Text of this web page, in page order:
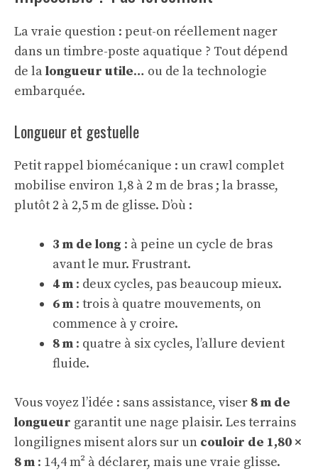
La vraie question : peut-on réellement nager
dans un timbre-poste aquatique ? Tout dépend
de lalongueur utile… ou de la technologie
embarquée.
Longueur et gestuelle
Petit rappel biomécanique : un crawl complet
mobilise environ 1,8 à 2 m de bras ; la brasse,
plutôt 2 à 2,5 m de glisse. D’où :
3 m de long : à peine un cycle de bras
avant le mur. Frustrant.
4 m : deux cycles, pas beaucoup mieux.
6 m : trois à quatre mouvements, on
commence à y croire.
8 m : quatre à six cycles, l’allure devient
fluide.
Vous voyez l’idée : sans assistance, viser 8 m de
longueur garantit une nage plaisir. Les terrains
longilignes misent alors sur un couloir de 1,80 ×
8 m : 14,4 m² à déclarer, mais une vraie glisse.